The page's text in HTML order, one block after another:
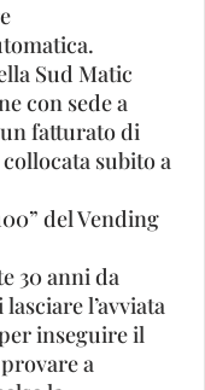
Sud Matic
con sede a
un fatturato di
subito a
del Vending
30 anni da
l’avviata
inseguire il
a